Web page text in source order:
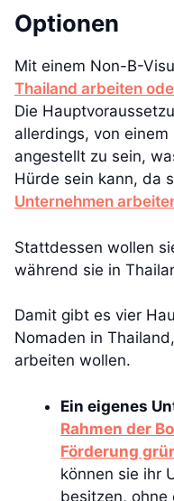
Optionen
Mit einem Non-B-
Thailand arbeiten
Die
allerdings, von
angestellt zu sein,
Hürde sein kann, da
Unternehmen
Stattdessen wollen
während sie in
Damit gibt es vier
Nomaden in
arbeiten wollen.
Ein eigenes
Rahmen der
Förderung
können sie ihr
besitzen, ohne